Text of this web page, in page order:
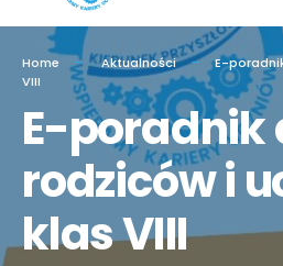
Home Aktualności
E-
VIII
E-poradnik
rodziców i
klas VIII